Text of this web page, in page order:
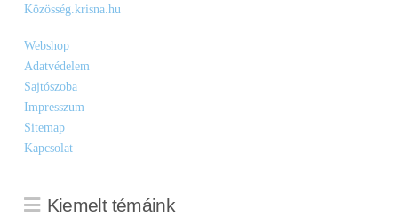
Közösség.krisna.hu
Webshop
Adatvédelem
Sajtószoba
Impresszum
Sitemap
Kapcsolat
Kiemelt témáink